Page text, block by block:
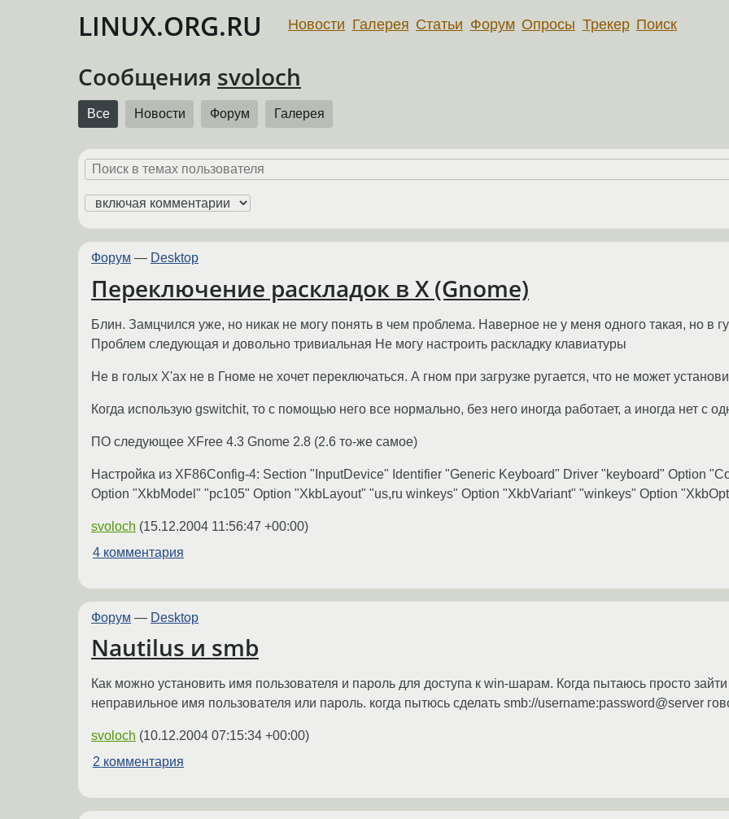
LINUX.ORG.RU Новости Галерея Статьи Форум Опросы Трекер Поиск
Сообщения svoloch
Все Новости Форум Галерея
Форум — Desktop
Переключение раскладок в X (Gnome)
Блин. Замцчился уже, но никак не могу понять в чем проблема. Наверное не у меня одного такая, но в
Проблем следующая и довольно тривиальная Не могу настроить раскладку клавиатуры
Не в голых X'ах не в Гноме не хочет переключаться. А гном при загрузке ругается, что не может
Когда использую gswitchit, то с помощью него все нормально, без него иногда работает, а иногда нет с
ПО следующее XFree 4.3 Gnome 2.8 (2.6 то-же самое)
Настройка из XF86Config-4: Section "InputDevice" Identifier "Generic Keyboard" Driver "keyboard" Option
Option "XkbModel" "pc105" Option "XkbLayout" "us,ru winkeys" Option "XkbVariant" "winkeys" Option
svoloch (15.12.2004 11:56:47 +00:00)
4 комментария
Форум — Desktop
Nautilus и smb
Как можно установить имя пользователя и пароль для доступа к win-шарам. Когда пытаюсь просто
неправильное имя пользователя или пароль. когда пытюсь сделать smb://username:password@server
svoloch (10.12.2004 07:15:34 +00:00)
2 комментария